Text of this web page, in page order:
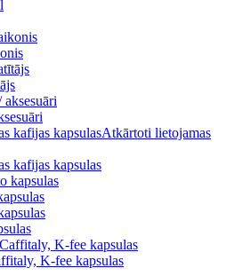
Atkārtoti lietojamas
K-fee kapsulas